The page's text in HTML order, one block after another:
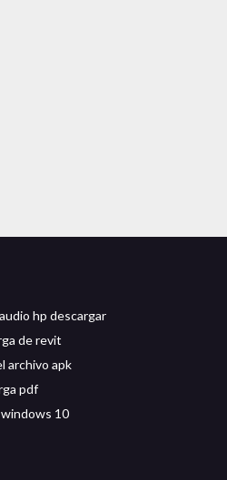
hp descargar
de revit
archivo apk
pdf
10